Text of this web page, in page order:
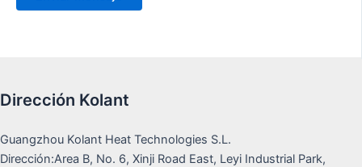
Dirección Kolant
Guangzhou Kolant Heat Technologies S.L.
Dirección:Area B, No. 6, Xinji Road East, Leyi Industrial Park,